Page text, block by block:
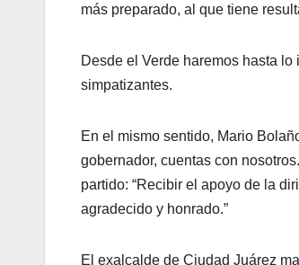
más preparado, al que tiene
Desde el Verde haremos hasta
simpatizantes.
En el mismo sentido, Mario
gobernador, cuentas con
partido: “Recibir el apoyo de la
agradecido y honrado.”
El exalcalde de Ciudad Juárez